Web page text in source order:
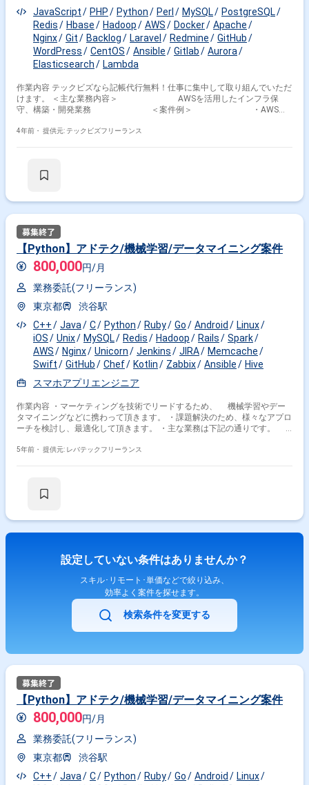
JavaScript PHP Python Perl MySQL
PostgreSQL
Redis
Hbase Hadoop AWS Docker
Apache
Nginx
Git Backlog Laravel Redmine
GitHub
WordPress
CentOS Ansible Gitlab
Aurora
Elasticsearch
Lambda
作業内容 テックビズなら記帳代行無料！仕事に集中して取り組んでいただ
けます。 ＜主な業務内容＞ AWSを活用したインフラ保
守、構築・開発業務 ＜案件例＞ ・AWSを
大型案件 ・CMSサービスのインフラ保守
担当いただきます。 アサイン予定のチームは他の複数の
Service, Aurora, RDS各種, Lambda, Athena, Kinesis,
CloudFront, ACM, SNS, SQS, CloudTrail, CodeCommit,
CodeBuild, CodeDeploy, Route53, DirectConnect, VPC,
CloudWatch, AWS WAF, GuradDuty OSS関連
Apache, Nginx, Redis, MySQL, PostgreSQL, Memcached,
Postfix, vsftp, Zabbix, crond, OpenSSL, Elasticsearch,
Pig, ZooKeeper, Git,GitHub, Gitlab, Gitlab CI Runner, Circle
CI, Redmine, WordPress, Laravel, RubyOnRails, CentOS,
Debian, Vernish, Python, Perl, Javascript, PHP
※一般のWEBシステムで使うようなサービスを中心に活
用しております。 その他: Fastly、
Twilio、Mackerel、Slack、Backlog ▼勤務地等 勤務時間 ：
は基本的にありません。 ※以下に該当する方からの応募はお断りしており
----------------------------------------- ・外国籍の方(永住権をお持ちの方は問題ございま
せん) ・週5日稼働できない方 --------------------------------------------------------
4年前・ 提供元: テックビズフリーランス
【Python】アドテク/機械学習/データマイニング案件
800,000円/月
業務委託(フリーランス)
東京都
渋谷駅
C++
Java C Python Ruby Go Android
Linux
iOS
Unix MySQL Redis Hadoop Rails
Spark
AWS
Nginx Unicorn Jenkins JIRA
Memcache
Swift
GitHub Chef Kotlin Zabbix Ansible
Hive
スマホアプリエンジニア
作業内容 ・マーケティングを技術でリードするため、 機械学習やデー
タマイニングなどに携わって頂きます。 ・課題解決のため、様々なアプロ
ーチを検討し、最適化して頂きます。 ・主な業務は下記の通りです。 -
パーティの広告配信へのオーディエンスデータ連携 -ログからキャンペ
5年前・ 提供元: レバテックフリーランス
設定していない条件はありませんか？
スキル･リモート･単価などで絞り込み、
効率よく案件を探せます。
検索条件を変更する
【Python】アドテク/機械学習/データマイニング案件
800,000円/月
業務委託(フリーランス)
東京都
渋谷駅
C++
Java C Python Ruby Go Android
Linux